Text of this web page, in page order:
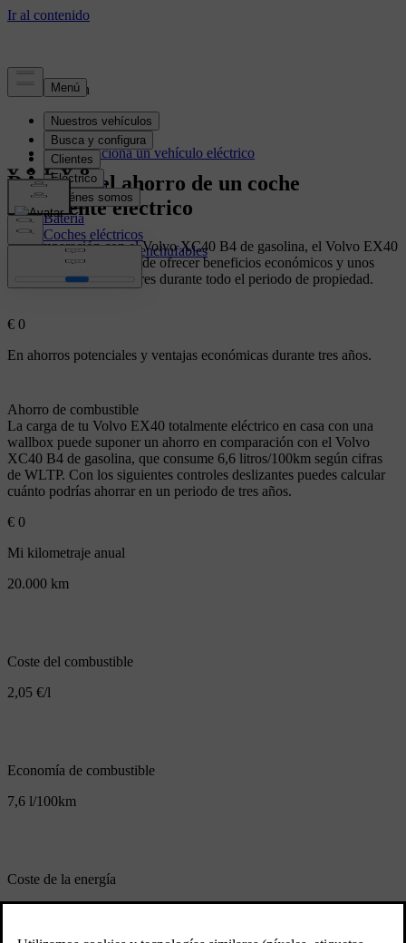
Electrificación
Cómo funciona un vehículo eléctrico
Cargando
Autonomía
Ahorro
Batería
Coches eléctricos
Coches híbridos enchufables
Descubre el ahorro de un coche
totalmente eléctrico
En comparación con el Volvo XC40 B4 de gasolina, el Volvo EX40
totalmente eléctrico puede ofrecer beneficios económicos y unos
costes operativos menores durante todo el periodo de propiedad.
€ 0
En ahorros potenciales y ventajas económicas durante tres años.
Ahorro de combustible
La carga de tu Volvo EX40 totalmente eléctrico en casa con una
wallbox puede suponer un ahorro en comparación con el Volvo
XC40 B4 de gasolina, que consume 6,6 litros/100km según cifras
de WLTP. Con los siguientes controles deslizantes puedes calcular
cuánto podrías ahorrar en un periodo de tres años.
€ 0
Mi kilometraje anual
20.000 km
Coste del combustible
2,05 €/l
Economía de combustible
7,6 l/100km
Coste de la energía